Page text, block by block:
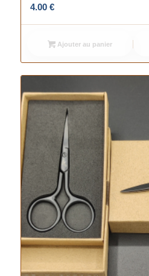
4.00 €
Ajouter au panier